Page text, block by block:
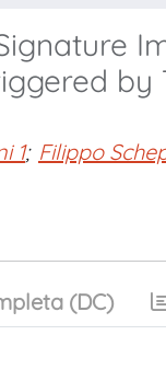
by
1; Filippo
(DC)